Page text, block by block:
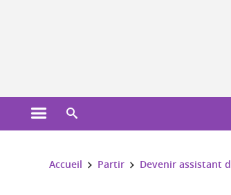
Ouvrir le menu principal
Vous êtes ici :
Accueil Partir Devenir assistant